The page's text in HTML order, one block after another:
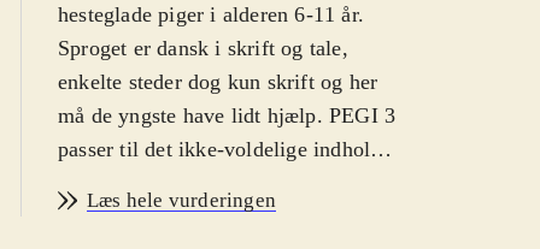
hesteglade piger i alderen 6-11 år.
Sproget er dansk i skrift og tale,
enkelte steder dog kun skrift og her
må de yngste have lidt hjælp. PEGI 3
passer til det ikke-voldelige indhold.
spilversionerne og styringen
Læs hele vurderingen